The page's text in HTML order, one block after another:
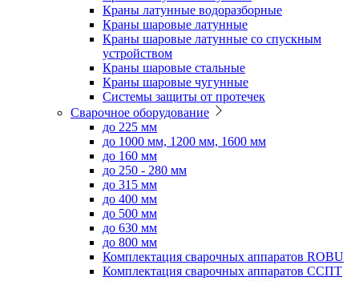
Краны латунные водоразборные
Краны шаровые латунные
Краны шаровые латунные со спускным
устройством
Краны шаровые стальные
Краны шаровые чугунные
Системы защиты от протечек
Сварочное оборудование
до 225 мм
до 1000 мм, 1200 мм, 1600 мм
до 160 мм
до 250 - 280 мм
до 315 мм
до 400 мм
до 500 мм
до 630 мм
до 800 мм
Комплектация сварочных аппаратов ROBU
Комплектация сварочных аппаратов ССПТ